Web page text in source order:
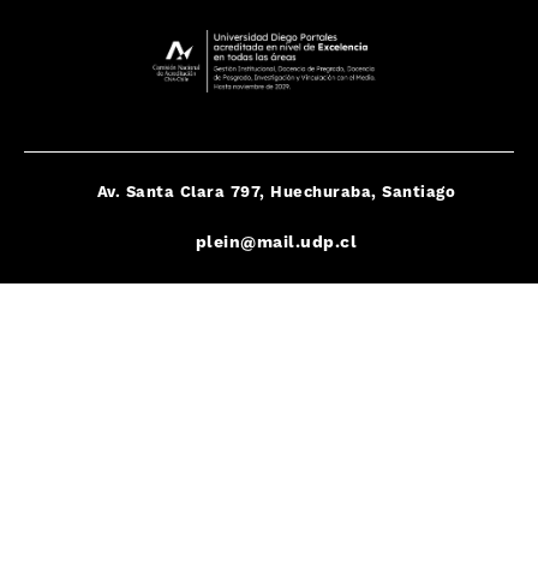
Av. Santa Clara 797, Huechuraba, Santiago
plein@mail.udp.cl